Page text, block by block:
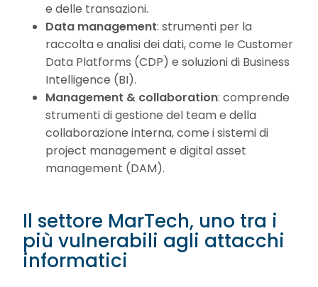
e delle transazioni.
Data management: strumenti per la
raccolta e analisi dei dati, come le Customer
Data Platforms (CDP) e soluzioni di Business
Intelligence (BI).
Management & collaboration: comprende
strumenti di gestione del team e della
collaborazione interna, come i sistemi di
project management e digital asset
management (DAM).
Il settore MarTech, uno tra i
più vulnerabili agli attacchi
informatici